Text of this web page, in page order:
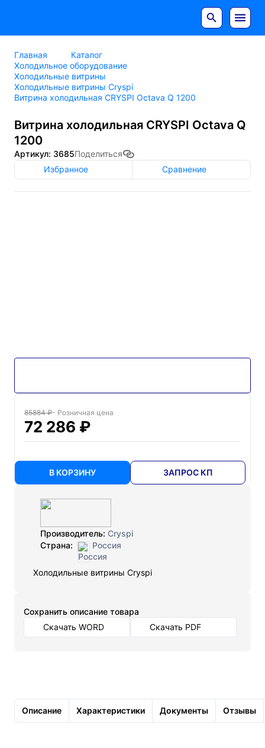
Главная
Каталог
Холодильное оборудование
Холодильные витрины
Холодильные витрины Cryspi
Витрина холодильная CRYSPI Octava Q 1200
Витрина холодильная CRYSPI Octava Q
1200
Артикул: 3685Поделиться
Избранное
Сравнение
85884 ₽- Розничная цена
72 286 ₽
В КОРЗИНУ ЗАПРОС КП
Производитель: Cryspi
Страна:
Россия
Холодильные витрины Cryspi
Cохранить описание товара
Скачать WORD
Скачать PDF
Описание Характеристики Документы Отзывы